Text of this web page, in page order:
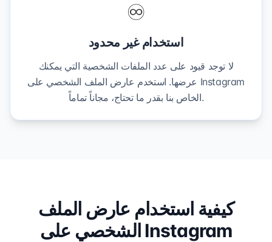
♾️
استخدام غير محدود
لا توجد قيود على عدد الملفات الشخصية التي يمكنك
عرضها. استخدم عارض الملف الشخصي على Instagram
الخاص بنا بقدر ما تحتاج، مجاناً تماماً.
كيفية استخدام عارض الملف
الشخصي على Instagram